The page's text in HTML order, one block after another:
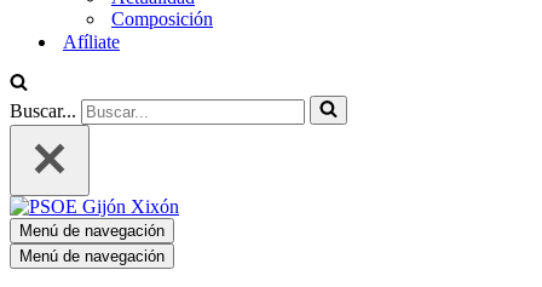
Composición
Afíliate
Buscar...
Menú de navegación
Menú de navegación